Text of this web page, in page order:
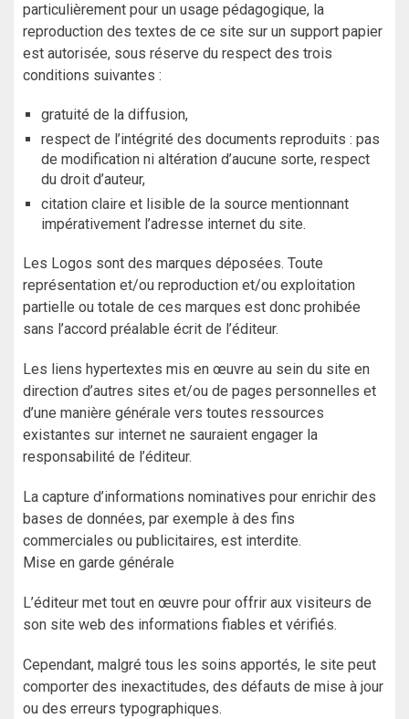
particulièrement pour un usage pédagogique, la
reproduction des textes de ce site sur un support papier
est autorisée, sous réserve du respect des trois
conditions suivantes :
gratuité de la diffusion,
respect de l’intégrité des documents reproduits : pas
de modification ni altération d’aucune sorte, respect
du droit d’auteur,
citation claire et lisible de la source mentionnant
impérativement l’adresse internet du site.
Les Logos sont des marques déposées. Toute
représentation et/ou reproduction et/ou exploitation
partielle ou totale de ces marques est donc prohibée
sans l’accord préalable écrit de l’éditeur.
Les liens hypertextes mis en œuvre au sein du site en
direction d’autres sites et/ou de pages personnelles et
d’une manière générale vers toutes ressources
existantes sur internet ne sauraient engager la
responsabilité de l’éditeur.
La capture d’informations nominatives pour enrichir des
bases de données, par exemple à des fins
commerciales ou publicitaires, est interdite.
Mise en garde générale
L’éditeur met tout en œuvre pour offrir aux visiteurs de
son site web des informations fiables et vérifiés.
Cependant, malgré tous les soins apportés, le site peut
comporter des inexactitudes, des défauts de mise à jour
ou des erreurs typographiques.